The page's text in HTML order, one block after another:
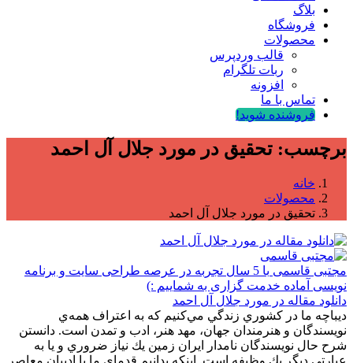
بلاگ
فروشگاه
محصولات
قالب وردپرس
ربات تلگرام
افزونه
تماس با ما
فروشنده شوید!
برچسب: تحقیق در مورد جلال آل احمد
خانه
محصولات
تحقیق در مورد جلال آل احمد
مجتبی قاسمی
با 5 سال تجربه در عرصه طراحی سایت و برنامه
نویسی آماده خدمت گزاری به شماییم :)
دانلود مقاله در مورد جلال آل احمد
ديباچه ما در كشوري زندگي مي‌كنيم كه به اعتراف همه‌ي
نويسندگان و هنرمندان جهان، مهد هنر، ادب و تمدن است. دانستن
شرح حال نويسندگان نامدار ايران زمين يك نياز ضروري و يا به